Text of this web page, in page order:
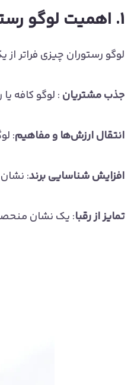
1. اهمیت لوگو رستوران (لوگو کافه)
لوگو رستوران چیزی فراتر
جذب مشتریان : لوگو کافه
انتقال ارزش‌ها و مفاهیم:
افزایش شناسایی برند:
تمایز از رقبا: یک نشان